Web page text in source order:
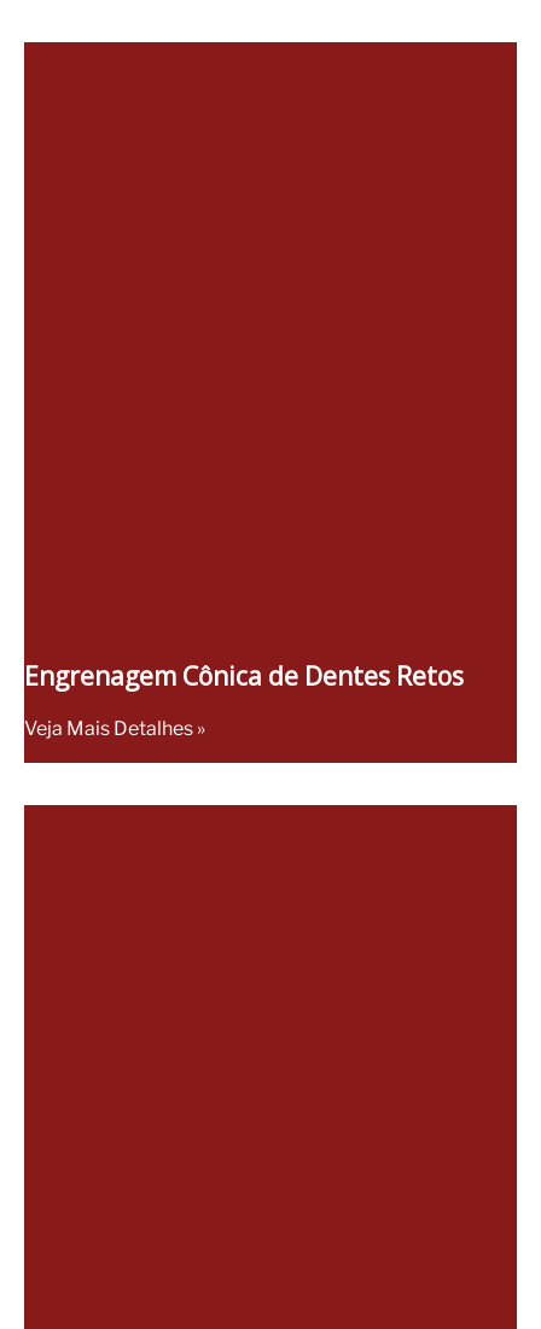
Engrenagem Cônica de Dentes Retos
Veja Mais Detalhes »